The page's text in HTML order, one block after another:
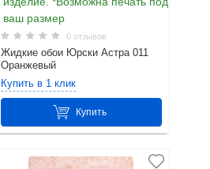
ваш размер
0 отзывов
Жидкие обои Юрски Астра 011
Оранжевый
Купить в 1 клик
Купить